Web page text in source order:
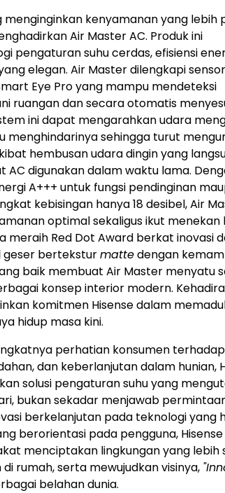
menginginkan kenyamanan yang lebih
Air Master AC. Produk ini
pengaturan suhu cerdas, efisiensi
elegan. Air Master dilengkapi sensor
Eye Pro yang mampu mendeteksi
ruangan dan secara otomatis
ini dapat mengarahkan udara
menghindarinya sehingga turut
hembusan udara dingin yang
AC digunakan dalam waktu lama.
A+++ untuk fungsi pendinginan
kebisingan hanya 18 desibel, Air
optimal sekaligus ikut menekan
meraih Red Dot Award berkat inovasi
geser berteksturmattedengan
baik membuat Air Master menyatu
konsep interior modern.
komitmen Hisense dalam
hidup masa kini.
perhatian konsumen terhadap
dan keberlanjutan dalam hunian,
solusi pengaturan suhu yang
bukan sekadar menjawab
berkelanjutan pada teknologi yang
berorientasi pada pengguna, Hisense
menciptakan lingkungan yang lebih
rumah, serta mewujudkan visinya,
belahan dunia.